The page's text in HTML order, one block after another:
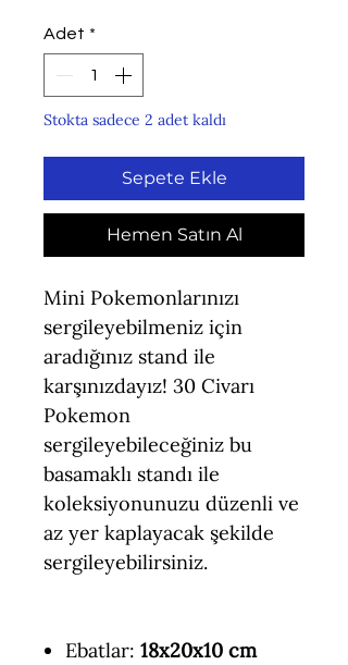
Adet *
Stokta sadece 2 adet kaldı
Sepete Ekle
Hemen Satın Al
Mini Pokemonlarınızı
sergileyebilmeniz için
aradığınız stand ile
karşınızdayız! 30 Civarı
Pokemon
sergileyebileceğiniz bu
basamaklı standı ile
koleksiyonunuzu düzenli ve
az yer kaplayacak şekilde
sergileyebilirsiniz.
Ebatlar: 18x20x10 cm